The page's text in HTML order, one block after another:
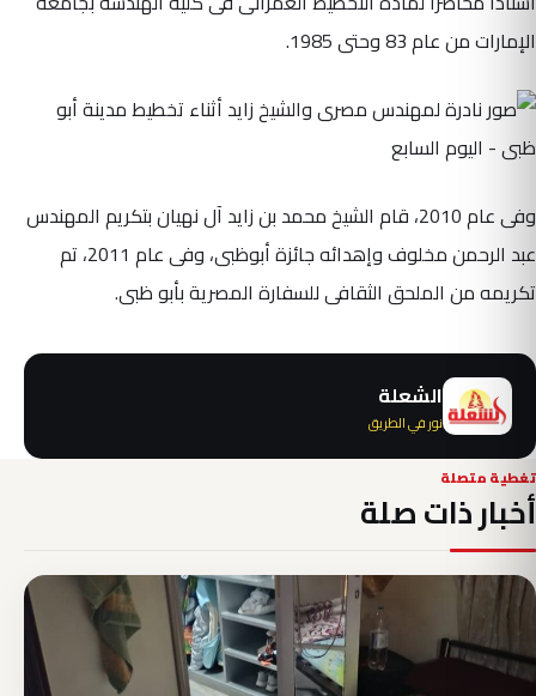
الإمارات من عام 83 وحتى 1985.
وفى عام 2010، قام الشيخ محمد بن زايد آل نهيان بتكريم المهندس
عبد الرحمن مخلوف وإهدائه جائزة أبوظبى، وفى عام 2011، تم
تكريمه من الملحق الثقافى للسفارة المصرية بأبو ظبى.
الشعلة
نور في الطريق
تغطية متصلة
أخبار ذات صلة